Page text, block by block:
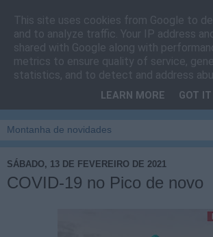
Cais do Pico
Blog sobre um pouco de tudo relacionado
vila e ao concelho de São Roque do Pico
SÁBADO, 13 DE FEVEREIRO DE 2021
COVID-19 no Pico de novo
This site uses cookies from Google to
and to analyze traffic. Your IP address
shared with Google along with
metrics to ensure quality of service,
statistics, and to detect and address
LEARN MORE GOT IT